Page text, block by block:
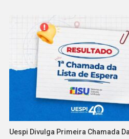
Uespi Divulga Primeira Chamada